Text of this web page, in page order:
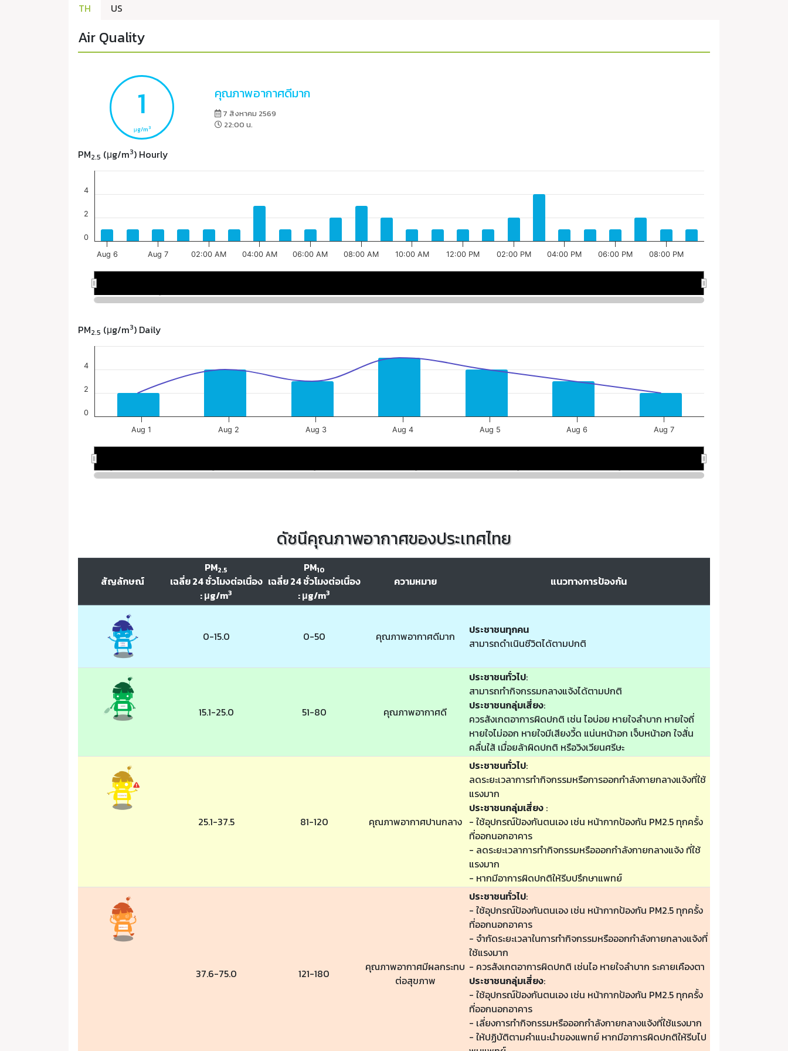
TH US
Air Quality
1
μg/m3
คุณภาพอากาศดีมาก
7 สิงหาคม 2569
22:00 น.
PM2.5 (μg/m3) Hourly
PM2.5 (μg/m3) Daily
ดัชนีคุณภาพอากาศของประเทศไทย
สัญลักษณ์
PM2.5
เฉลี่ย 24 ชั่วโมงต่อเนื่อง
: μg/m3
PM10
เฉลี่ย 24 ชั่วโมงต่อเนื่อง
: μg/m3
ความหมาย แนวทางการป้องกัน
0-15.0 0-50 คุณภาพอากาศดีมาก
ประชาชนทุกคน
สามารถดำเนินชีวิตได้ตามปกติ
15.1-25.0 51-80 คุณภาพอากาศดี
ประชาชนทั่วไป:
สามารถทำกิจกรรมกลางแจ้งได้ตามปกติ
ประชาชนกลุ่มเสี่ยง:
ควรสังเกตอาการผิดปกติ เช่น ไอบ่อย หายใจลำบาก หายใจถี่
หายใจไม่ออก หายใจมีเสียงวี้ด แน่นหน้าอก เจ็บหน้าอก ใจสั่น
คลื่นใส้ เมื่อยล้าผิดปกติ หรือวิงเวียนศรีษะ
25.1-37.5 81-120 คุณภาพอากาศปานกลาง
ประชาชนทั่วไป:
ลดระยะเวลาการทำกิจกรรมหรือการออกกำลังกายกลางแจ้งที่ใช้
แรงมาก
ประชาชนกลุ่มเสี่ยง :
- ใช้อุปกรณ์ป้องกันตนเอง เช่น หน้ากากป้องกัน PM2.5 ทุกครั้ง
ที่ออกนอกอาคาร
- ลดระยะเวลาการทำกิจกรรมหรือออกกำลังกายกลางแจ้ง ที่ใช้
แรงมาก
- หากมีอาการผิดปกติให้รีบปรึกษาแพทย์
37.6-75.0 121-180
คุณภาพอากาศมีผลกระทบ
ต่อสุขภาพ
ประชาชนทั่วไป:
- ใช้อุปกรณ์ป้องกันตนเอง เช่น หน้ากากป้องกัน PM2.5 ทุกครั้ง
ที่ออกนอกอาคาร
- จำกัดระยะเวลาในการทำกิจกรรมหรือออกกำลังกายกลางแจ้งที่
ใช้แรงมาก
- ควรสังเกตอาการผิดปกติ เช่นไอ หายใจลำบาก ระคายเคืองตา
ประชาชนกลุ่มเสี่ยง:
- ใช้อุปกรณ์ป้องกันตนเอง เช่น หน้ากากป้องกัน PM2.5 ทุกครั้ง
ที่ออกนอกอาคาร
- เลี่ยงการทำกิจกรรมหรือออกกำลังกายกลางแจ้งที่ใช้แรงมาก
- ให้ปฏิบัติตามคำแนะนำของแพทย์ หากมีอาการผิดปกติให้รีบไป